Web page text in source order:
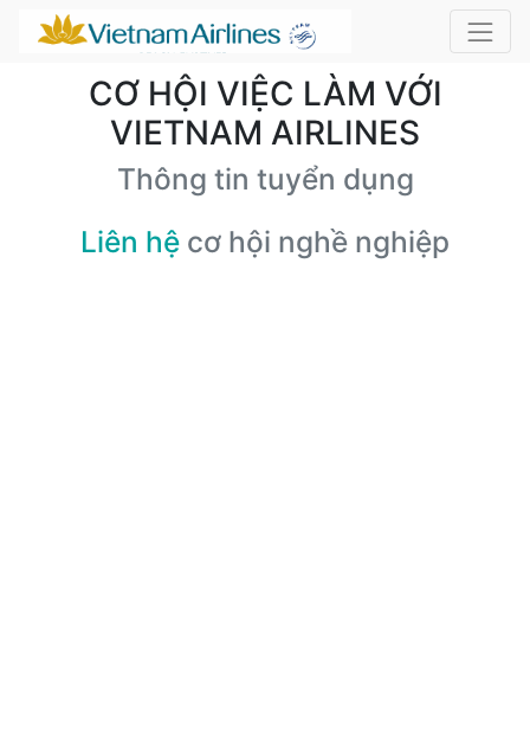
CƠ HỘI VIỆC LÀM VỚI
VIETNAM AIRLINES
Thông tin tuyển dụng
Liên hệ cơ hội nghề nghiệp